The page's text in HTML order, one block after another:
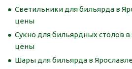
Светильники для бильярда в
цены
Сукно для бильярдных столов в
цены
Шары для бильярда в